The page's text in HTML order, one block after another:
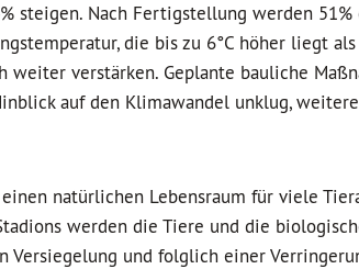
steigen. Nach Fertigstellung werden
die bis zu 6°C höher liegt
weiter verstärken. Geplante bauliche
auf den Klimawandel unklug,
natürlichen Lebensraum für viele
werden die Tiere und die
Versiegelung und folglich einer